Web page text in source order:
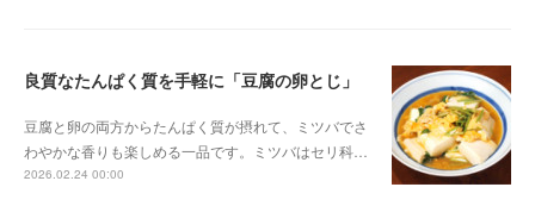
良質なたんぱく質を手軽に「豆腐の卵とじ」
豆腐と卵の両方からたんぱく質が摂れて、ミツバでさ
わやかな香りも楽しめる一品です。ミツバはセリ科…
2026.02.24 00:00